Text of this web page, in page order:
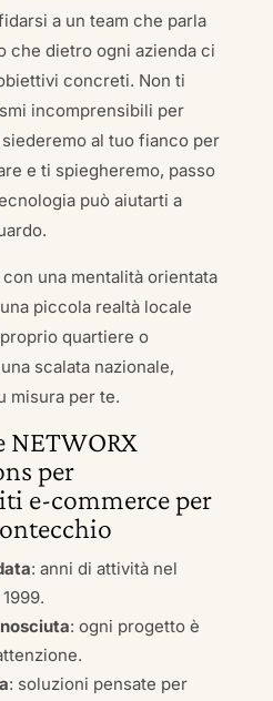
a un team che parla
che dietro ogni azienda ci
concreti. Non ti
incomprensibili per
al tuo fianco per
e ti spiegheremo, passo
può aiutarti a
una mentalità orientata
piccola realtà locale
quartiere o
scalata nazionale,
misura per te.
NETWORX
per
e-commerce per
: anni di attività nel
: ogni progetto è
: soluzioni pensate per